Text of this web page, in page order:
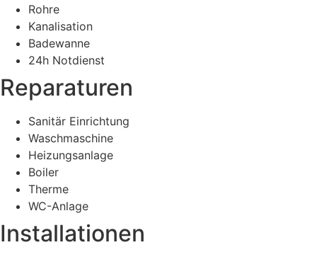
Rohre
Kanalisation
Badewanne
24h Notdienst
Reparaturen
Sanitär Einrichtung
Waschmaschine
Heizungsanlage
Boiler
Therme
WC-Anlage
Installationen